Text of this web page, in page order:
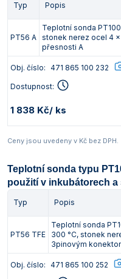
Typ Popis
PT56 A
Teplotní sonda
stonek nerez ocel 4
přesnosti A
Obj. číslo: 471 865 100 232
Dostupnost:
1 838 Kč/ ks
Ceny jsou uvedeny v Kč bez DPH.
Teplotní sonda typu
použití v inkubátorech a
Typ Popis
PT56 TFE
Teplotní sonda
300 °C, stonek
3pinovým
Obj. číslo: 471 865 100 252